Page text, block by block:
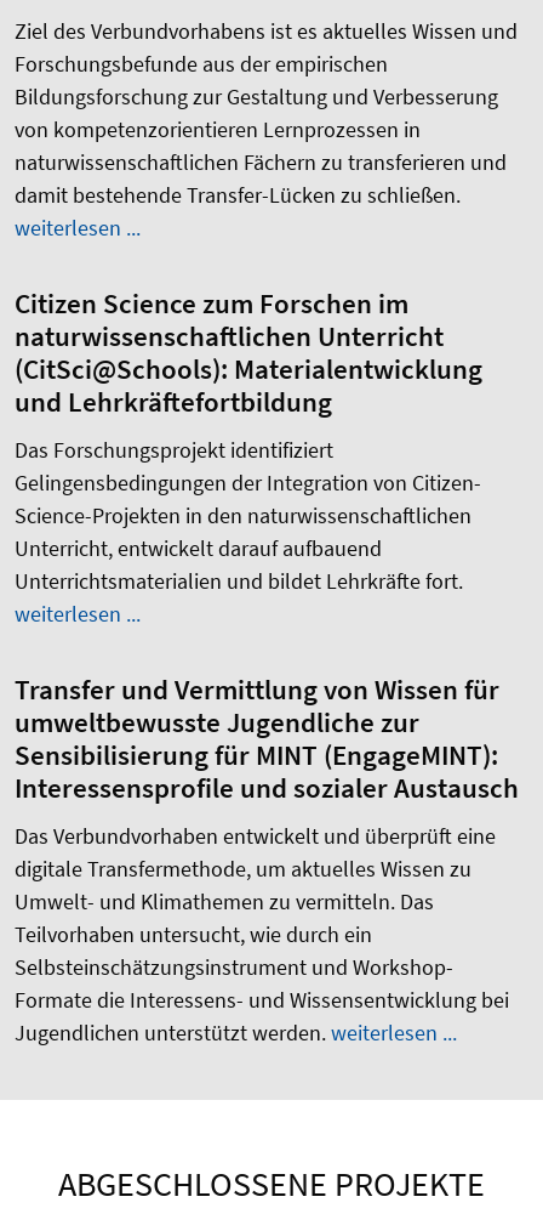
Ziel des Verbundvorhabens ist es aktuelles Wissen und
Forschungsbefunde aus der empirischen
Bildungsforschung zur Gestaltung und Verbesserung
von kompetenzorientieren Lernprozessen in
naturwissenschaftlichen Fächern zu transferieren und
damit bestehende Transfer-Lücken zu schließen.
weiterlesen ...
Citizen Science zum Forschen im
naturwissenschaftlichen Unterricht
(CitSci@Schools): Materialentwicklung
und Lehrkräftefortbildung
Das Forschungsprojekt identifiziert
Gelingensbedingungen der Integration von Citizen-
Science-Projekten in den naturwissenschaftlichen
Unterricht, entwickelt darauf aufbauend
Unterrichtsmaterialien und bildet Lehrkräfte fort.
weiterlesen ...
Transfer und Vermittlung von Wissen für
umweltbewusste Jugendliche zur
Sensibilisierung für MINT (EngageMINT):
Interessensprofile und sozialer Austausch
Das Verbundvorhaben entwickelt und überprüfteine
digitale Transfermethode, um aktuelles Wissen zu
Umwelt- und Klimathemen zu vermitteln. Das
Teilvorhaben untersucht, wiedurch ein
Selbsteinschätzungsinstrument und Workshop-
Formate die Interessens- und Wissensentwicklung bei
Jugendlichen unterstützt werden.weiterlesen ...
ABGESCHLOSSENE PROJEKTE